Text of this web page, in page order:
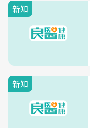
新知
新知